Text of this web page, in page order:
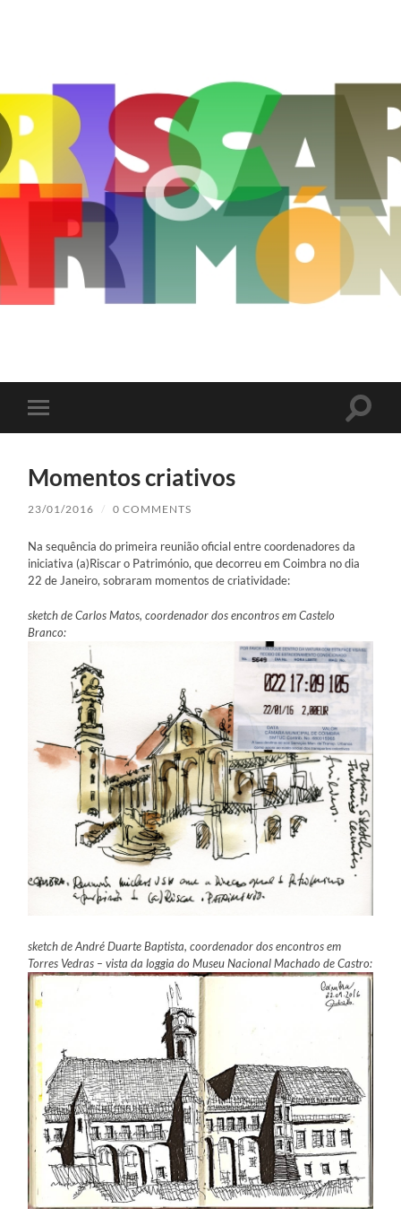
Toggle
mobile
Toggle
Momentos criativos
23/01/2016 / 0 COMMENTS
Na sequência do primeira reunião oficial entre coordenadores da
iniciativa (a)Riscar o Património, que decorreu em Coimbra no dia
22 de Janeiro, sobraram momentos de criatividade:
sketch de Carlos Matos, coordenador dos encontros em Castelo
Branco:
sketch de André Duarte Baptista, coordenador dos encontros em
Torres Vedras – vista da loggia do Museu Nacional Machado de Castro: